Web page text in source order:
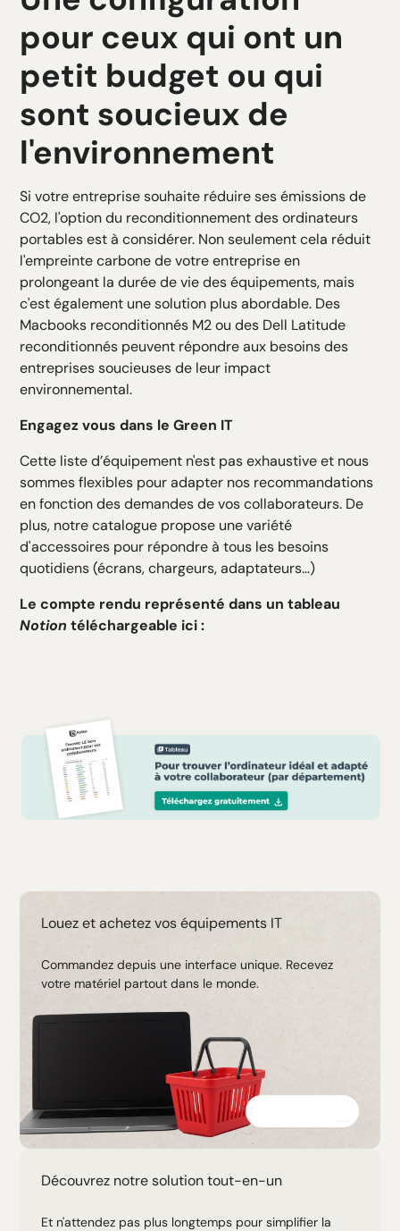
Louez et achetez vos équipements IT
Commandez depuis une interface unique. Recevez
votre matériel partout dans le monde.
Découvrez notre solution tout-en-un
Et n'attendez pas plus longtemps pour simplifier la
pour ceux qui ont un
petit budget ou qui
sont soucieux de
l'environnement
Si votre entreprise souhaite réduire ses émissions de
CO2, l'option du reconditionnement des ordinateurs
portables est à considérer. Non seulement cela réduit
l'empreinte carbone de votre entreprise en
prolongeant la durée de vie des équipements, mais
c'est également une solution plus abordable. Des
Macbooks reconditionnés M2 ou des Dell Latitude
reconditionnés peuvent répondre aux besoins des
entreprises soucieuses de leur impact
environnemental.
Engagez vous dans le Green IT
Cette liste d’équipement n'est pas exhaustive et nous
sommes flexibles pour adapter nos recommandations
en fonction des demandes de vos collaborateurs. De
plus, notre catalogue propose une variété
d'accessoires pour répondre à tous les besoins
quotidiens (écrans, chargeurs, adaptateurs…)
Le compte rendu représenté dans un tableau
Notion téléchargeable ici :